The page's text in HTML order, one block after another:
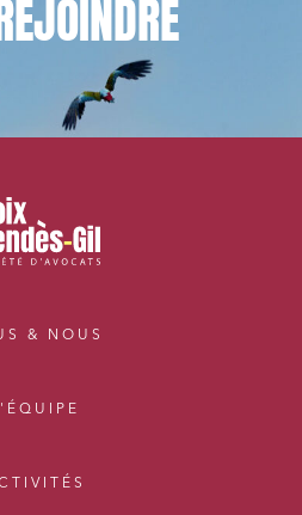
& NOUS